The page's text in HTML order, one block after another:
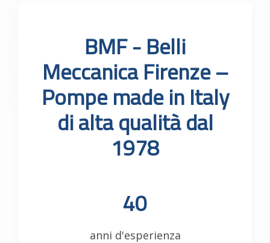
BMF - Belli
Meccanica Firenze–
Pompe made in Italy
di alta qualità dal
1978
40
anni d'esperienza